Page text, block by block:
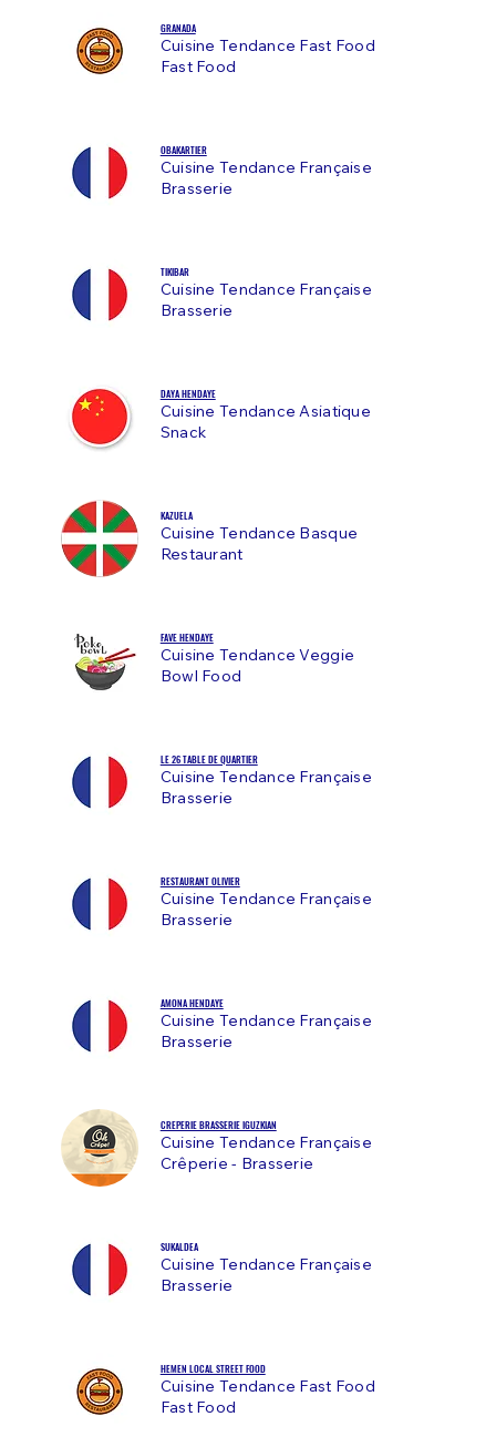
GRANADA
Cuisine Tendance Fast Food
Fast Food
OBAKARTIER
Cuisine Tendance Française
Brasserie
TIKIBAR
Cuisine Tendance Française
Brasserie
DAYA HENDAYE
Cuisine Tendance Asiatique
Snack
KAZUELA
Cuisine Tendance Basque
Restaurant
FAVE HENDAYE
Cuisine Tendance Veggie
Bowl Food
LE 26 TABLE DE QUARTIER
Cuisine Tendance Française
Brasserie
RESTAURANT OLIVIER
Cuisine Tendance Française
Brasserie
AMONA HENDAYE
Cuisine Tendance Française
Brasserie
CREPERIE BRASSERIE IGUZKIAN
Cuisine Tendance Française
Crêperie - Brasserie
SUKALDEA
Cuisine Tendance Française
Brasserie
HEMEN LOCAL STREET FOOD
Cuisine Tendance Fast Food
Fast Food